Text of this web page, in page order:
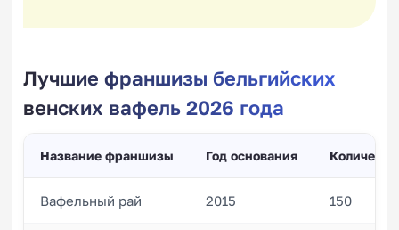
Лучшие франшизы бельгийских
венских вафель 2026 года
Название франшизы Год основания
Вафельный рай 2015 150